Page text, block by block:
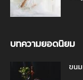
บทความยอดนิยม
ขน